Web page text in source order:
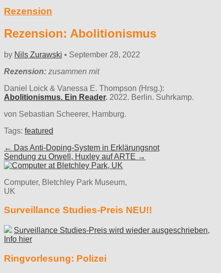
Rezension
Rezension: Abolitionismus
by Nils Zurawski • September 28, 2022
Rezension: zusammen mit
Daniel Loick & Vanessa E. Thompson (Hrsg.):
Abolitionismus. Ein Reader. 2022. Berlin. Suhrkamp.
von Sebastian Scheerer, Hamburg.
Tags: featured
Post
navigation
← Das Anti-Doping-System in Erklärungsnot
Sendung zu Orwell, Huxley auf ARTE →
Computer, Bletchley Park Museum,
UK
Surveillance Studies-Preis NEU!!
Surveillance Studies-Preis wird wieder ausgeschrieben,
Info hier
Ringvorlesung: Polizei